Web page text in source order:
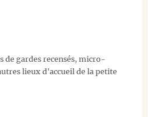
de gardes recensés, micro-
lieux d'accueil de la petite